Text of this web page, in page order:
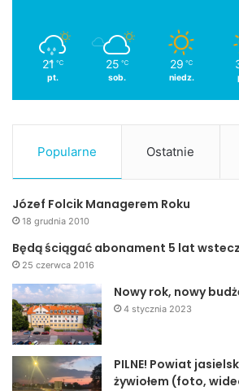
21 ℃
pt.
25 ℃
sob.
29 ℃
niedz.
Popularne Ostatnie
Józef Folcik Managerem Roku
18 grudnia 2010
Będą ściągać abonament 5 lat wstecz
25 czerwca 2016
Nowy rok, nowy
4 stycznia 2023
PILNE! Powiat
żywiołem (foto,